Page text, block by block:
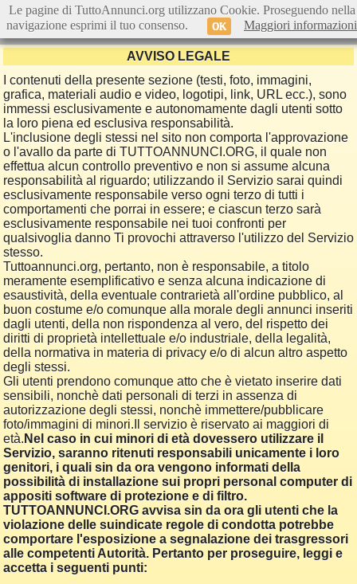
AVVISO LEGALE
I contenuti della presente sezione (testi, foto, immagini,
grafica, materiali audio e video, logotipi, link, URL ecc.), sono
immessi esclusivamente e autonomamente dagli utenti sotto
la loro piena ed esclusiva responsabilità.
L'inclusione degli stessi nel sito non comporta l'approvazione
o l'avallo da parte di TUTTOANNUNCI.ORG, il quale non
effettua alcun controllo preventivo e non si assume alcuna
responsabilità al riguardo; utilizzando il Servizio sarai quindi
esclusivamente responsabile verso ogni terzo di tutti i
comportamenti che porrai in essere; e ciascun terzo sarà
esclusivamente responsabile nei tuoi confronti per
qualsivoglia danno Ti provochi attraverso l'utilizzo del Servizio
stesso.
Tuttoannunci.org, pertanto, non è responsabile, a titolo
meramente esemplificativo e senza alcuna indicazione di
esaustività, della eventuale contrarietà all'ordine pubblico, al
buon costume e/o comunque alla morale degli annunci inseriti
dagli utenti, della non rispondenza al vero, del rispetto dei
diritti di proprietà intellettuale e/o industriale, della legalità,
della normativa in materia di privacy e/o di alcun altro aspetto
degli stessi.
Gli utenti prendono comunque atto che è vietato inserire dati
sensibili, nonchè dati personali di terzi in assenza di
autorizzazione degli stessi, nonchè immettere/pubblicare
foto/immagini di minori.Il servizio è riservato ai maggiori di
età. Nel caso in cui minori di età dovessero utilizzare il
Servizio, saranno ritenuti responsabili unicamente i loro
genitori, i quali sin da ora vengono informati della
possibilità di installazione sui propri personal computer di
appositi software di protezione e di filtro.
TUTTOANNUNCI.ORG avvisa sin da ora gli utenti che la
violazione delle suindicate regole di condotta potrebbe
comportare l'esposizione a segnalazione dei trasgressori
alle competenti Autorità. Pertanto per proseguire, leggi e
accetta i seguenti punti:
Le pagine di TuttoAnnunci.org utilizzano Cookie. Proseguendo nella
navigazione esprimi il tuo consenso.
OK Maggiori informazioni